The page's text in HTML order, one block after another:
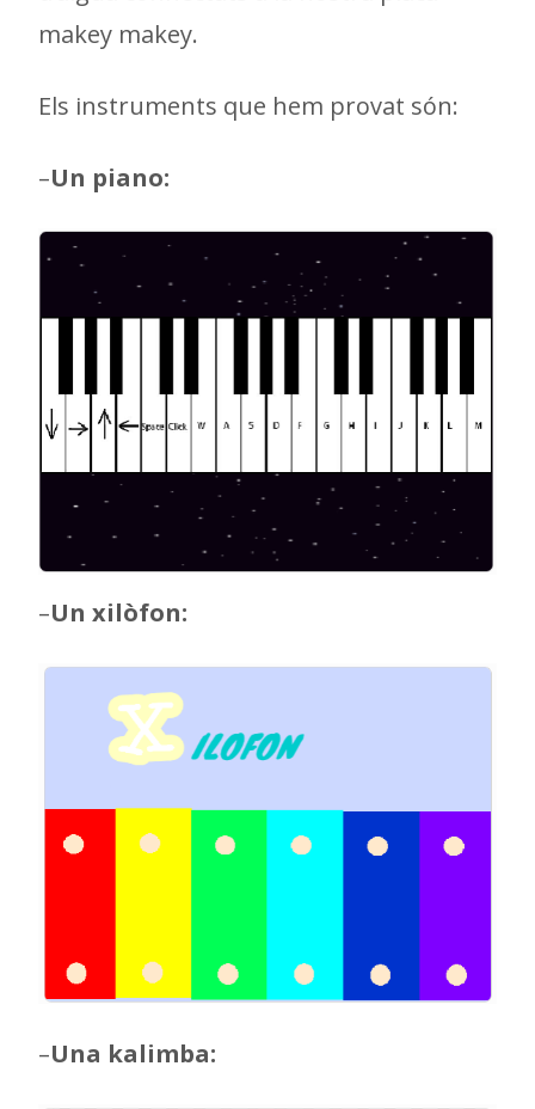
makey makey.
Els instruments que hem provat són:
–Un piano:
–Un xilòfon:
–Una kalimba: